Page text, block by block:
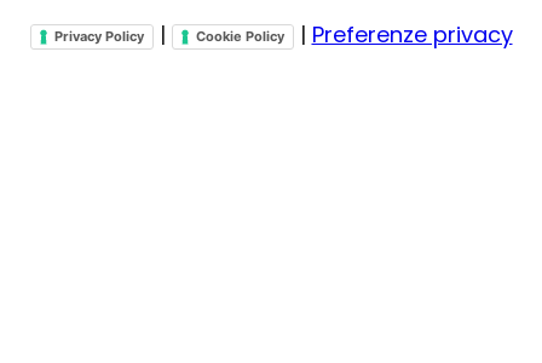
Privacy Policy | Cookie Policy | Preferenze privacy